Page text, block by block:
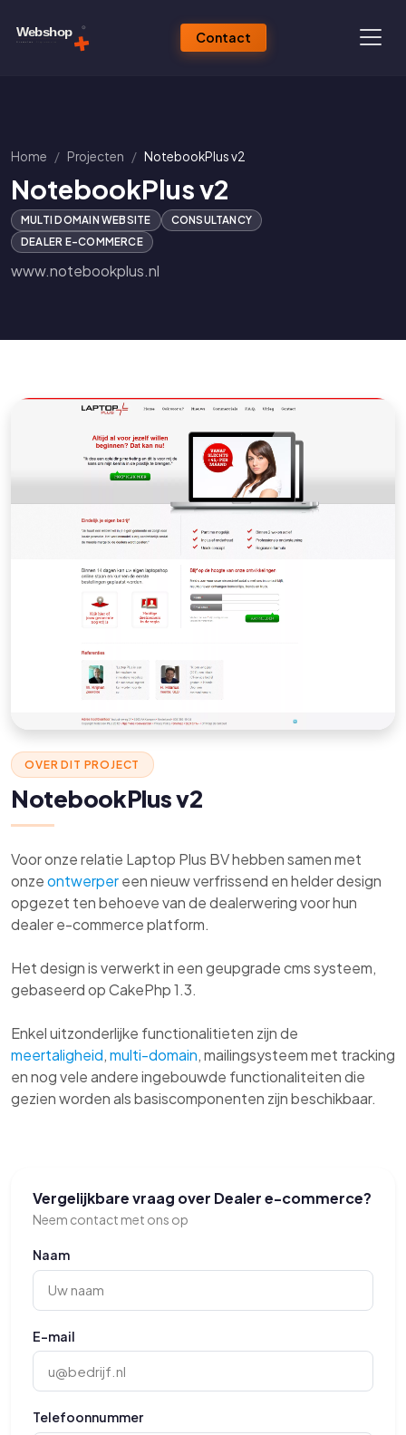
Contact
Home Projecten NotebookPlus v2
NotebookPlus v2
MULTI DOMAIN WEBSITE
CONSULTANCY
DEALER E-COMMERCE
www.notebookplus.nl
OVER DIT PROJECT
NotebookPlus v2
Voor onze relatie Laptop Plus BV hebben samen met
onzeontwerpereen nieuw verfrissend en helder design
opgezet ten behoeve van de dealerwering voor hun
dealer e-commerce platform.
Het design is verwerkt in een geupgrade cms systeem,
gebaseerd op CakePhp 1.3.
Enkel uitzonderlijke functionalitieten zijn de
meertaligheid,multi-domain, mailingsysteem met tracking
en nog vele andere ingebouwde functionaliteiten die
gezien worden als basiscomponenten zijn beschikbaar.
Vergelijkbare vraag over Dealer e-commerce?
Neem contact met ons op
Naam
E-mail
Telefoonnummer